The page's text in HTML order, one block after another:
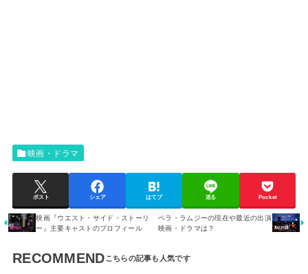
映画・ドラマ
ポスト シェア はてブ 送る Pocket
映画『ウエスト・サイド・ストーリ
ー』主要キャストのプロフィール
ベラ・ラムジーの現在や最近の出演
映画・ドラマは？
RECOMMEND